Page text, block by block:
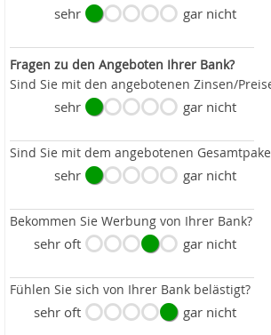
sehr gar nicht
Fragen zu den Angeboten Ihrer Bank?
Sind Sie mit den angebotenen Zinsen/
sehr gar nicht
Sind Sie mit dem angebotenen
sehr gar nicht
Bekommen Sie Werbung von Ihrer Bank?
sehr oft gar nicht
Fühlen Sie sich von Ihrer Bank belästigt?
sehr oft gar nicht